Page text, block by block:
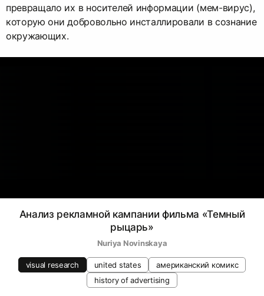
превращало их в носителей информации (мем-вирус),
которую они добровольно инсталлировали в сознание
окружающих.
Анализ рекламной кампании фильма «Темный
рыцарь»
Nuriya Novinskaya
visual research united states
американский комикс
history of advertising